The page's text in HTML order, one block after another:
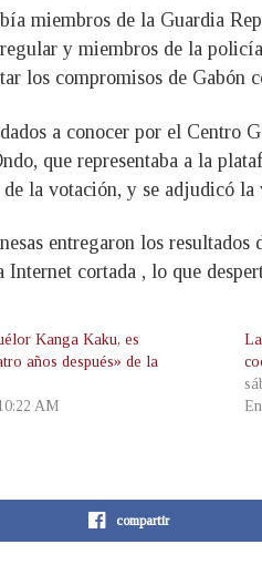
miembros de la Guardia
y miembros de la
los compromisos de Gabón
a conocer por el Centro
que representaba a la
de la votación, y se adjudicó la
entregaron los
Internet cortada , lo que
Kanga Kaku, es
años después» de la
AM
compartir